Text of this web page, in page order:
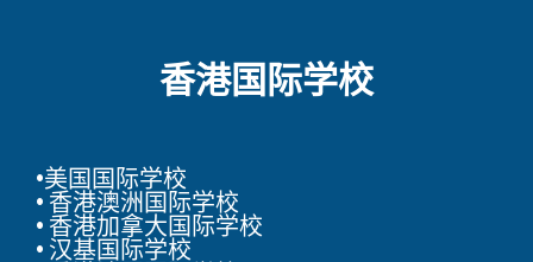
香港国际学校​
•美国国际学校​
• 香港澳洲国际学校
• 香港加拿大国际学校
• 汉基国际学校